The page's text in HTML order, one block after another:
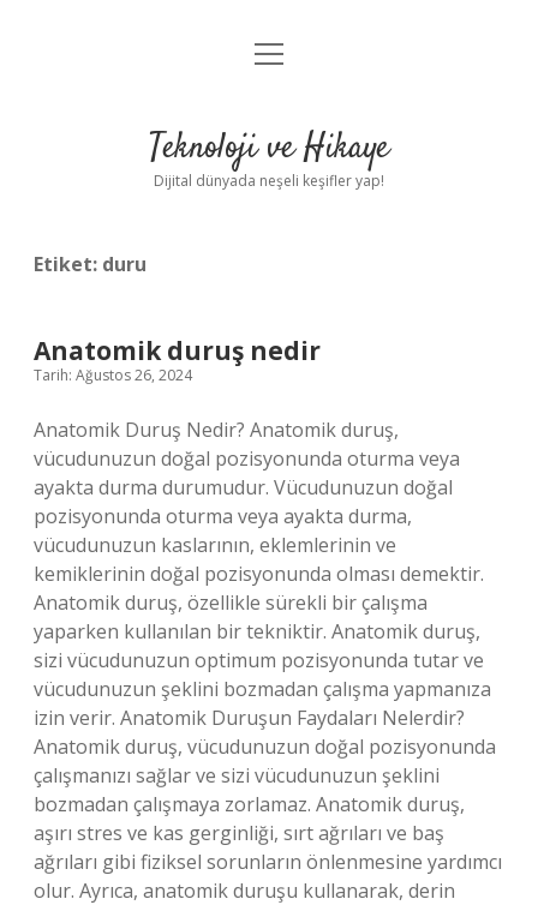
Anasayfa
Yasal Uyarı
menüyü
Teknoloji ve Hikaye
Dijital dünyada neşeli keşifler yap!
Etiket: duru
Anatomik duruş nedir
Tarih: Ağustos 26, 2024
Anatomik Duruş Nedir? Anatomik duruş,
vücudunuzun doğal pozisyonunda oturma veya
ayakta durma durumudur. Vücudunuzun doğal
pozisyonunda oturma veya ayakta durma,
vücudunuzun kaslarının, eklemlerinin ve
kemiklerinin doğal pozisyonunda olması demektir.
Anatomik duruş, özellikle sürekli bir çalışma
yaparken kullanılan bir tekniktir. Anatomik duruş,
sizi vücudunuzun optimum pozisyonunda tutar ve
vücudunuzun şeklini bozmadan çalışma yapmanıza
izin verir. Anatomik Duruşun Faydaları Nelerdir?
Anatomik duruş, vücudunuzun doğal pozisyonunda
çalışmanızı sağlar ve sizi vücudunuzun şeklini
bozmadan çalışmaya zorlamaz. Anatomik duruş,
aşırı stres ve kas gerginliği, sırt ağrıları ve baş
ağrıları gibi fiziksel sorunların önlenmesine yardımcı
olur. Ayrıca, anatomik duruşu kullanarak, derin